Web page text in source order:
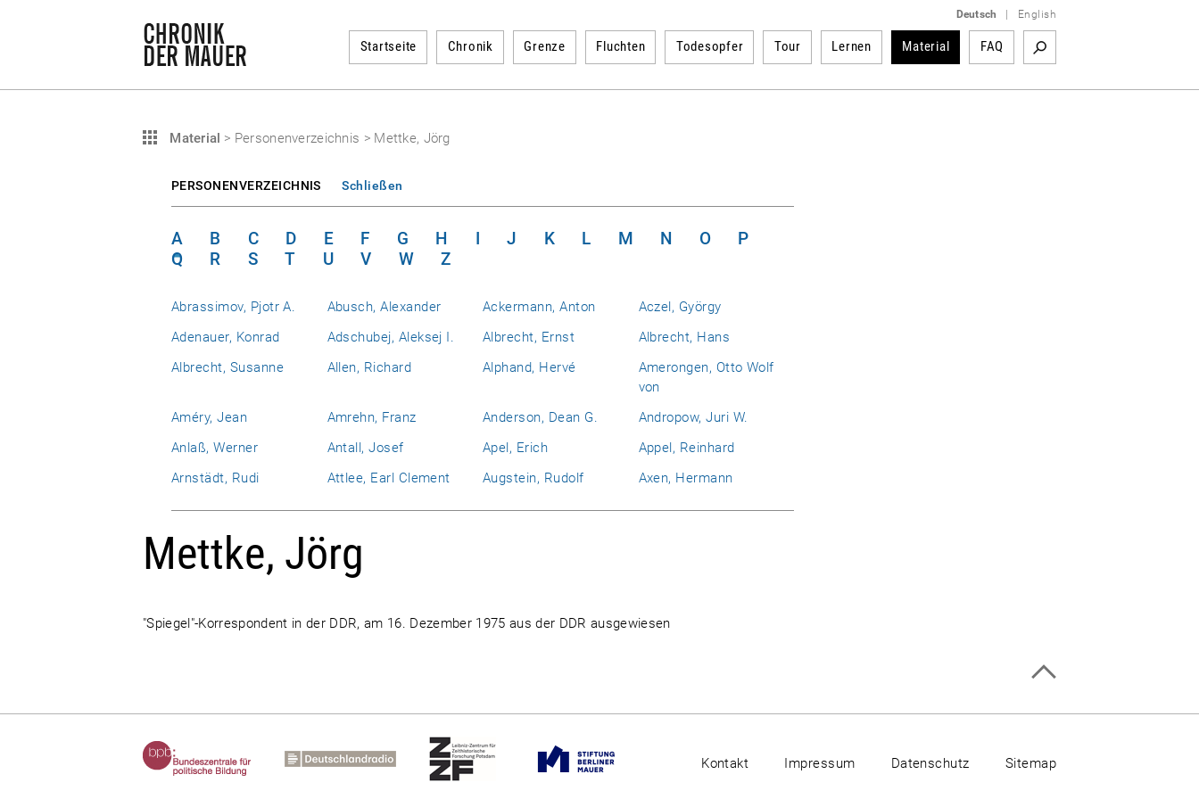
Deutsch English
Startseite Chronik Grenze Fluchten Todesopfer Tour Lernen Material FAQ
Material > Personenverzeichnis > Mettke, Jörg
PERSONENVERZEICHNIS Schließen
A B C D E F G H I J K L M N O
P
Q
R S T U V W Z
Abrassimov, Pjotr A. Abusch, Alexander Ackermann, Anton
Aczel, György
Adenauer, Konrad
Adschubej, Aleksej I. Albrecht, Ernst
Albrecht, Hans
Albrecht, Susanne
Allen, Richard Alphand, Hervé
Amerongen, Otto Wolf
von
Améry, Jean
Amrehn, Franz Anderson, Dean G.
Andropow, Juri W.
Anlaß, Werner
Antall, Josef Apel, Erich
Appel, Reinhard
Arnstädt, Rudi
Attlee, Earl Clement Augstein, Rudolf Axen, Hermann
Mettke, Jörg
"Spiegel"-Korrespondent in der DDR, am 16. Dezember 1975 aus der DDR ausgewiesen
Kontakt Impressum Datenschutz Sitemap